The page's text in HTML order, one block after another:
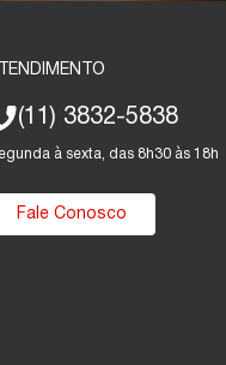
(11) 3832-5838
à sexta, das 8h30 às 18h
Fale Conosco